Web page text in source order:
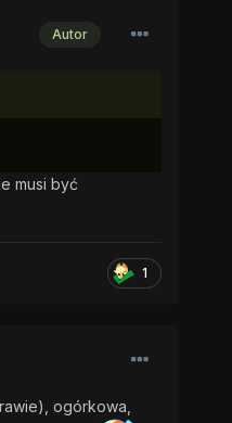
Autor
musi być
1
, ogórkowa,